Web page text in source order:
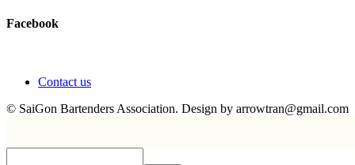
Facebook
Contact us
© SaiGon Bartenders Association. Design by arrowtran@gmail.com